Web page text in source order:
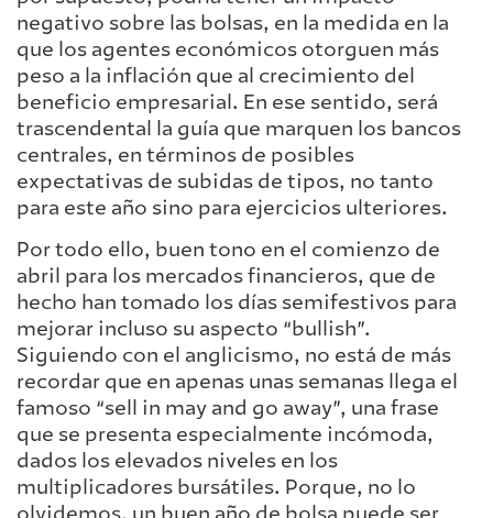
negativo sobre las bolsas, en la medida en la
que los agentes económicos otorguen más
peso a la inflación que al crecimiento del
beneficio empresarial. En ese sentido, será
trascendental la guía que marquen los bancos
centrales, en términos de posibles
expectativas de subidas de tipos, no tanto
para este año sino para ejercicios ulteriores.
Por todo ello, buen tono en el comienzo de
abril para los mercados financieros, que de
hecho han tomado los días semifestivos para
mejorar incluso su aspecto “bullish”.
Siguiendo con el anglicismo, no está de más
recordar que en apenas unas semanas llega el
famoso “sell in may and go away”, una frase
que se presenta especialmente incómoda,
dados los elevados niveles en los
multiplicadores bursátiles. Porque, no lo